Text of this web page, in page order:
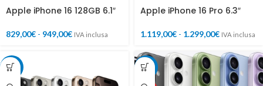
Apple iPhone 16 128GB 6.1″
829,00€ - 949,00€ IVA inclusa
Apple iPhone 16 Pro 6.3″
1.119,00€ - 1.299,00€ IVA inclusa
-16% -14%